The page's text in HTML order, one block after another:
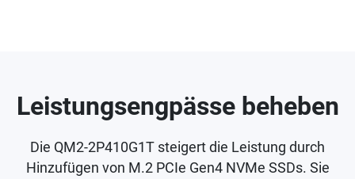
Leistungsengpässe beheben
Die QM2-2P410G1T steigert die Leistung durch
Hinzufügen von M.2 PCIe Gen4 NVMe SSDs. Sie